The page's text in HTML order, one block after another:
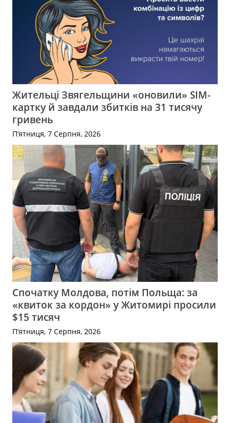
Жительці Звягельщини «оновили» SIM-
картку й завдали збитків на 31 тисячу
гривень
П’ятниця, 7 Серпня, 2026
Спочатку Молдова, потім Польща: за
«квиток за кордон» у Житомирі просили
$15 тисяч
П’ятниця, 7 Серпня, 2026